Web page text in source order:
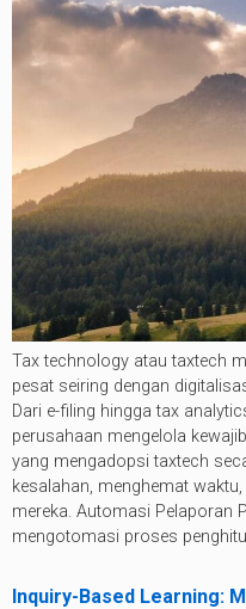
Tax technology atau taxtech
pesat seiring dengan
Dari e-filing hingga tax
perusahaan mengelola
yang mengadopsi taxtech
kesalahan, menghemat
mereka. Automasi Pelaporan
mengotomasi proses
Inquiry-Based Learning: